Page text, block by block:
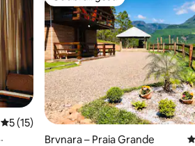
Prosječna ocjena: 5/5, recenzija: 15
5 (15)
Brvnara – Praia Grande